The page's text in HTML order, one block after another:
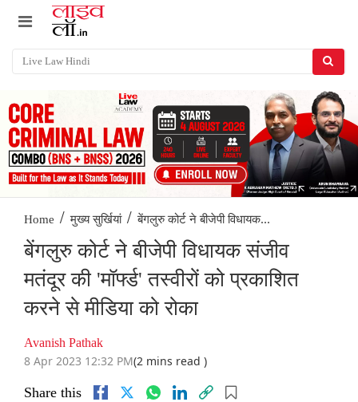
Home / मुख्य सुर्खियां / बेंगलुरु कोर्ट ने बीजेपी विधायक...
बेंगलुरु कोर्ट ने बीजेपी विधायक संजीव
मतंदूर की 'मॉर्फ्ड' तस्वीरों को प्रकाशित
करने से मीडिया को रोका
Avanish Pathak
8 Apr 2023 12:32 PM(2 mins read )
Share this